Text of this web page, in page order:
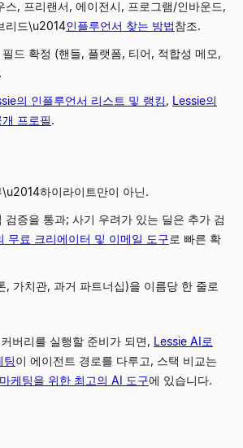
스, 프리랜서, 에이전시, 프로그램/인바운드,
리드\u2014인플루언서 찾는 방법참조.
드 확정 (핸들, 플랫폼, 티어, 적합성 메모,
의 인플루언서 리스트 및 랭킹, Lessie의
프로필.
하이라이트만이 아닌.
검증을 통과; 사기 우려가 있는 딜은 추가 검
무료 크리에이터 및 이메일 도구로 빠른 확
, 가치관, 과거 파트너십)을 이름당 한 줄로
버리를 실행할 준비가 되면, Lessie AI로
팅이 에이전트 경로를 다루고, 스택 비교는
케팅을 위한 최고의 AI 도구에 있습니다.